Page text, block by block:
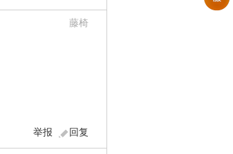
藤椅
回复
举报